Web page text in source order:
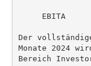
EBITA
Der
Monate 2024
Bereich